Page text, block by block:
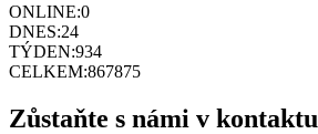
ONLINE:0
DNES:24
TÝDEN:934
CELKEM:867875
Zůstaňte s námi v kontaktu